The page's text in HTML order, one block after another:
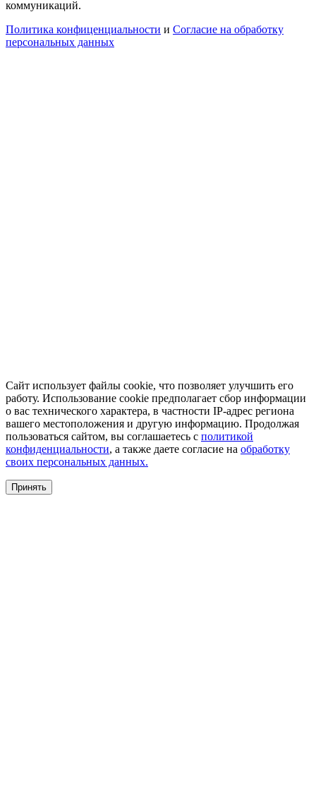
коммуникаций.
Политика конфиценциальности и Согласие на обработку
персональных данных
Сайт использует файлы cookie, что позволяет улучшить его
работу. Использование cookie предполагает сбор информации
о вас технического характера, в частности IP-адрес региона
вашего местоположения и другую информацию. Продолжая
пользоваться сайтом, вы соглашаетесь с политикой
конфиденциальности, а также даете согласие на обработку
своих персональных данных.
Принять